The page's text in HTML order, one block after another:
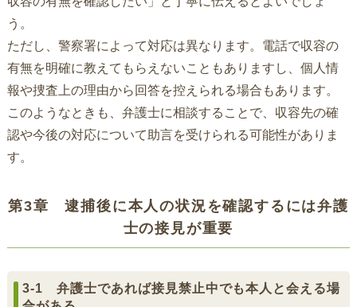
う。
ただし、警察署によって対応は異なります。電話で収容の
有無を明確に教えてもらえないこともありますし、個人情
報や捜査上の理由から回答を控えられる場合もあります。
このようなときも、弁護士に相談することで、収容先の確
認や今後の対応について助言を受けられる可能性がありま
す。
第3章 逮捕後に本人の状況を確認するには弁護
士の接見が重要
3-1 弁護士であれば接見禁止中でも本人と会える場